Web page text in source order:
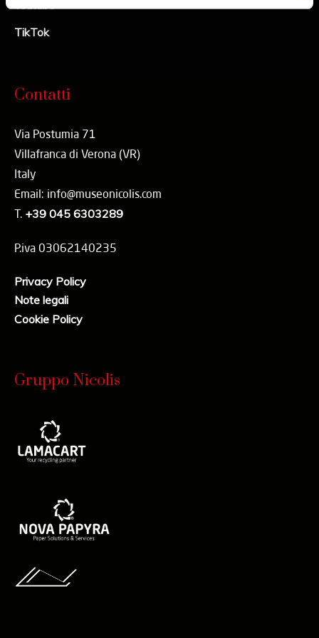
TikTok
Contatti
Via Postumia 71
Villafranca di Verona (VR)
Italy
Email: info@museonicolis.com
T. +39 045 6303289
P.iva 03062140235
Privacy Policy
Note legali
Cookie Policy
Gruppo Nicolis